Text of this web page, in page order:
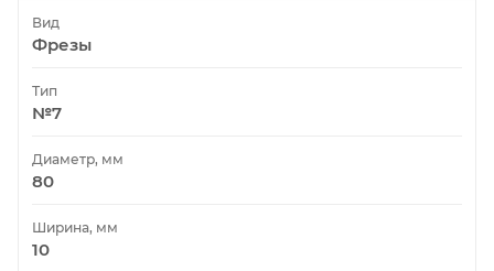
Вид
Фрезы
Тип
№7
Диаметр, мм
80
Ширина, мм
10